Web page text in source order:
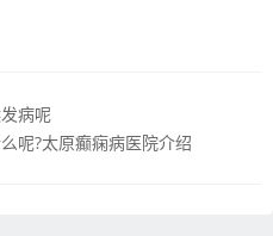
病呢
呢?太原癫痫病医院介绍